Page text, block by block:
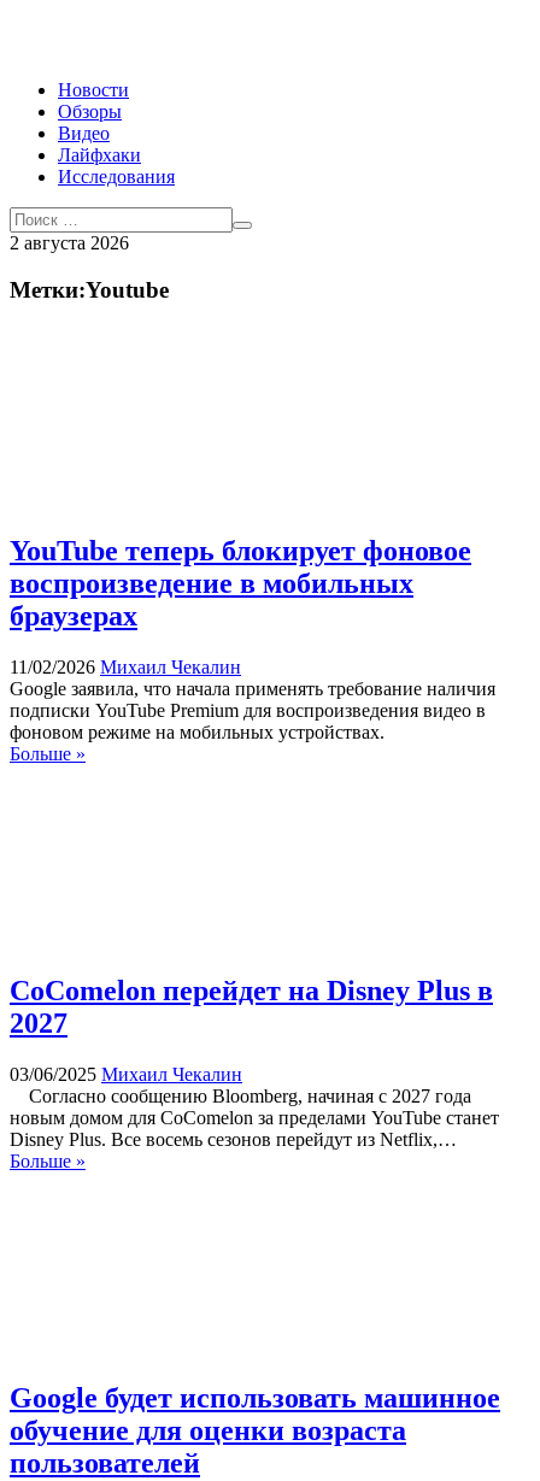
Новости
Обзоры
Видео
Лайфхаки
Исследования
2 августа 2026
Метки:Youtube
YouTube теперь блокирует фоновое
воспроизведение в мобильных
браузерах
11/02/2026 Михаил Чекалин
Google заявила, что начала применять требование наличия
подписки YouTube Premium для воспроизведения видео в
фоновом режиме на мобильных устройствах.
Больше »
CoComelon перейдет на Disney Plus в
2027
03/06/2025 Михаил Чекалин
Согласно сообщению Bloomberg, начиная с 2027 года
новым домом для CoComelon за пределами YouTube станет
Disney Plus. Все восемь сезонов перейдут из Netflix,…
Больше »
Google будет использовать машинное
обучение для оценки возраста
пользователей